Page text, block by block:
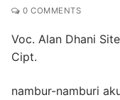
0 COMMENTS
Voc. Alan Dhani
Cipt.
nambur-namburi